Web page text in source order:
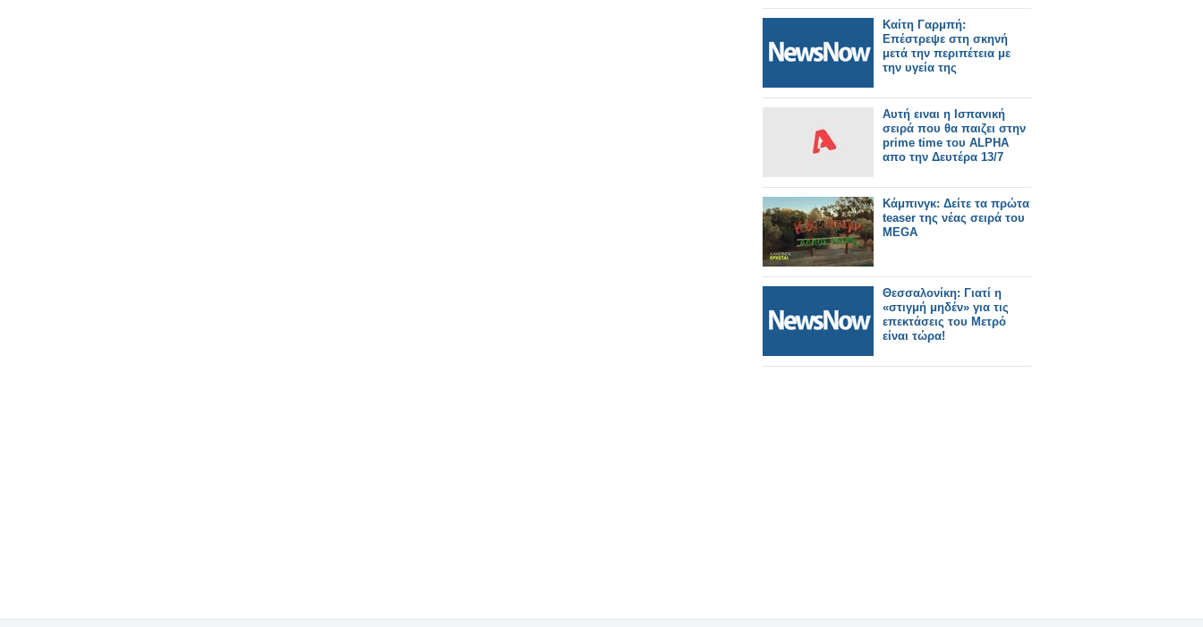
Καίτη Γαρμπή:
Επέστρεψε στη σκηνή
μετά την περιπέτεια με
την υγεία της
Αυτή ειναι η Ισπανική
σειρά που θα παιζει στην
prime time του ALPHA
απο την Δευτέρα 13/7
Κάμπινγκ: Δείτε τα πρώτα
teaser της νέας σειρά του
MEGA
Θεσσαλονίκη: Γιατί η
«στιγμή μηδέν» για τις
επεκτάσεις του Μετρό
είναι τώρα!